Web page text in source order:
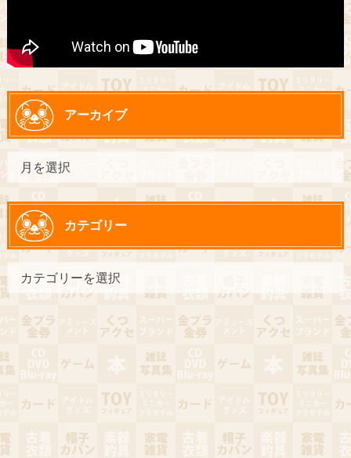
アーカイブ
カテゴリー